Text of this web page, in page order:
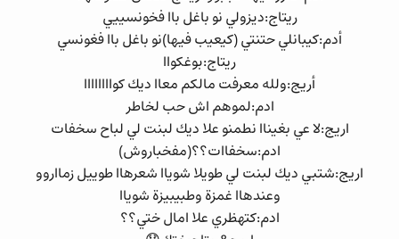
ريتاج:ديزولي نو باغل باا فخونسييي
أدم:كيبانلي حتنتي (كيعيب فيها)نو باغل باا فغونسي
ريتاج:بوغكواا
أريج:ولله معرفت مالكم معاا ديك كواااااااا
ادم:لموهم اش حب لخاطر
اريج:لا عي بغيناا نطمنو علا ديك لبنت لي لباح سخفات
ادم:سخفاات؟؟(مفخباروش)
اريج:شتبي ديك لبنت لي طويلا شوياا شعرهاا طوييل زمااروو
وعندهاا غمزة وطبيبيزة شوياا
ادم:كتهظري علا امال ختي؟؟